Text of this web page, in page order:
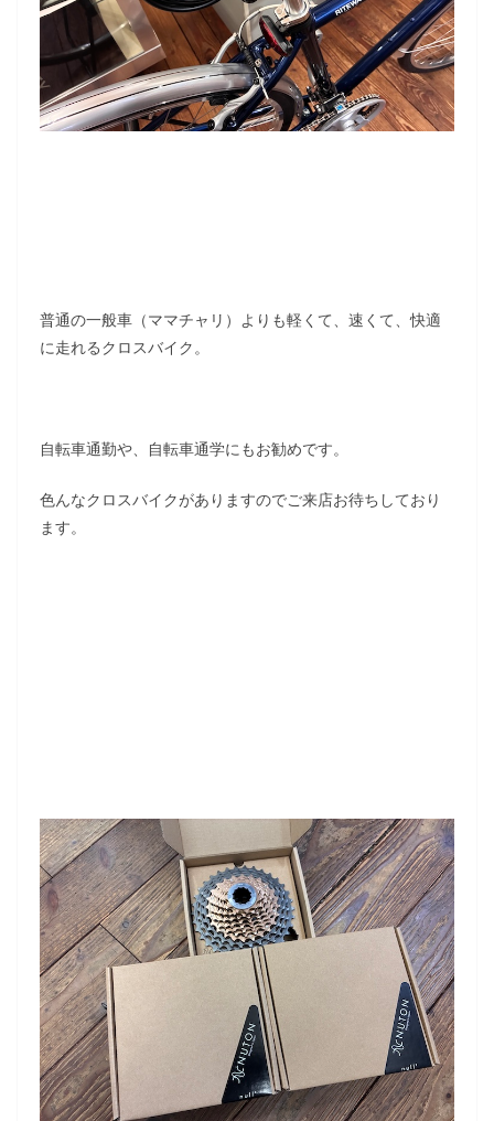
普通の一般車（ママチャリ）よりも軽くて、速くて、快適
に走れるクロスバイク。
自転車通勤や、自転車通学にもお勧めです。
色んなクロスバイクがありますのでご来店お待ちしており
ます。